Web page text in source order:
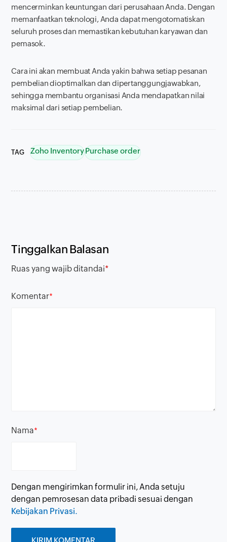
mencerminkan keuntungan dari perusahaan Anda. Dengan
memanfaatkan teknologi, Anda dapat mengotomatiskan
seluruh proses dan memastikan kebutuhan karyawan dan
pemasok.
Cara ini akan membuat Anda yakin bahwa setiap pesanan
pembelian dioptimalkan dan dipertanggungjawabkan,
sehingga membantu organisasi Anda mendapatkan nilai
maksimal dari setiap pembelian.
TAG Zoho InventoryPurchase order
Tinggalkan Balasan
Ruas yang wajib ditandai*
Komentar*
Nama*
Dengan mengirimkan formulir ini, Anda setuju
dengan pemrosesan data pribadi sesuai dengan
Kebijakan Privasi.